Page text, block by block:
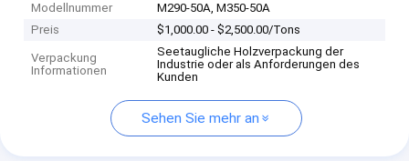
Modellnummer
M290-50A, M350-50A
Preis
$1,000.00 - $2,500.00/Tons
Verpackung
Informationen
Seetaugliche Holzverpackung der
Industrie oder als Anforderungen des
Kunden
Sehen Sie mehr an